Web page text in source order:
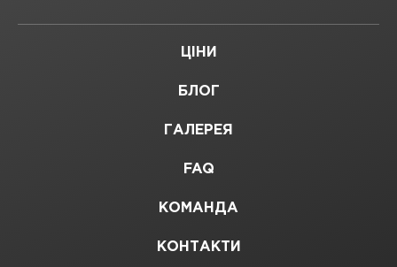
ЦІНИ
БЛОГ
ГАЛЕРЕЯ
FAQ
КОМАНДА
КОНТАКТИ